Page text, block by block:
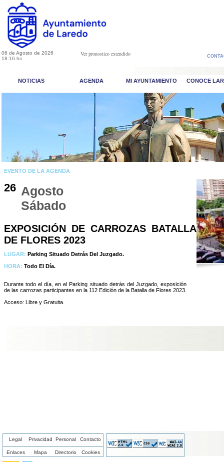
06 de Agosto de 2026
18:16 hs
Ver pronostico extendido
NOTICIAS AGENDA MI AYUNTAMIENTO CONOCE
EVENTO DE LA AGENDA
26 Agosto
Sábado
EXPOSICIÓN DE CARROZAS BATALLA
DE FLORES 2023
LUGAR: Parking Situado Detrás Del Juzgado.
HORA: Todo El Día.
Durante todo el día, en el Parking situado detrás del Juzgado, exposición
de las carrozas participantes en la 112 Edición de la Batalla de Flores 2023.
Acceso: Libre y Gratuita.
Legal Privacidad Personal Contacto
Enlaces Mapa Directorio Cookies